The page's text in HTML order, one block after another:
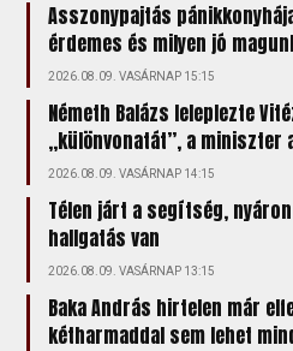
Asszonypajtás
érdemes és milyen jó
2026.08.09. VASÁRNAP 15:15
Németh Balázs leleplezte
„különvonatát”, a miniszter
2026.08.09. VASÁRNAP 14:15
Télen járt a segítség,
hallgatás van
2026.08.09. VASÁRNAP 13:15
Baka András hirtelen már
kétharmaddal sem lehet